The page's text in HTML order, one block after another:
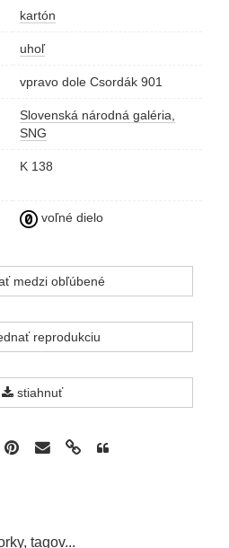
kartón
uhoľ
vpravo dole Csordák 901
Slovenská národná galéria,
SNG
K 138
voľné dielo
medzi obľúbené
reprodukciu
stiahnuť
tagov...